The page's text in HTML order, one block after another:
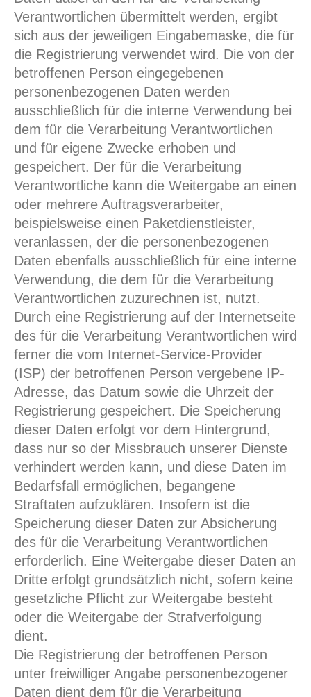
Verantwortlichen übermittelt werden, ergibt
sich aus der jeweiligen Eingabemaske, die für
die Registrierung verwendet wird. Die von der
betroffenen Person eingegebenen
personenbezogenen Daten werden
ausschließlich für die interne Verwendung bei
dem für die Verarbeitung Verantwortlichen
und für eigene Zwecke erhoben und
gespeichert. Der für die Verarbeitung
Verantwortliche kann die Weitergabe an einen
oder mehrere Auftragsverarbeiter,
beispielsweise einen Paketdienstleister,
veranlassen, der die personenbezogenen
Daten ebenfalls ausschließlich für eine interne
Verwendung, die dem für die Verarbeitung
Verantwortlichen zuzurechnen ist, nutzt.
Durch eine Registrierung auf der Internetseite
des für die Verarbeitung Verantwortlichen wird
ferner die vom Internet-Service-Provider
(ISP) der betroffenen Person vergebene IP-
Adresse, das Datum sowie die Uhrzeit der
Registrierung gespeichert. Die Speicherung
dieser Daten erfolgt vor dem Hintergrund,
dass nur so der Missbrauch unserer Dienste
verhindert werden kann, und diese Daten im
Bedarfsfall ermöglichen, begangene
Straftaten aufzuklären. Insofern ist die
Speicherung dieser Daten zur Absicherung
des für die Verarbeitung Verantwortlichen
erforderlich. Eine Weitergabe dieser Daten an
Dritte erfolgt grundsätzlich nicht, sofern keine
gesetzliche Pflicht zur Weitergabe besteht
oder die Weitergabe der Strafverfolgung
dient.
Die Registrierung der betroffenen Person
unter freiwilliger Angabe personenbezogener
Daten dient dem für die Verarbeitung